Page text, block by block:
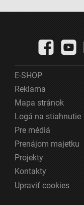
E-SHOP
Reklama
Mapa stránok
Logá na stiahnutie
Pre médiá
Prenájom majetku
Projekty
Kontakty
Upraviť cookies